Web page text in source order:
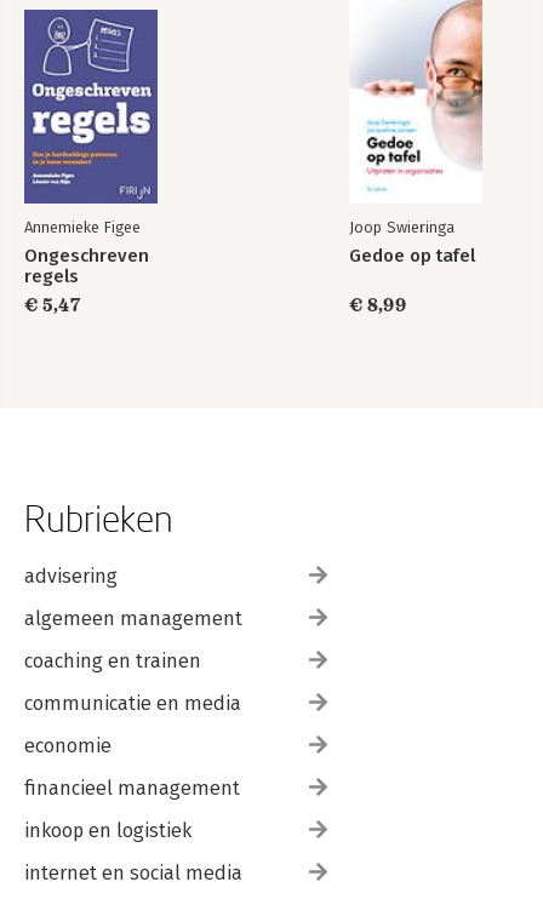
Het einde van een reis
Over de auteur
Annemieke Figee
Ongeschreven
regels
€ 5,47
Joop Swieringa
Gedoe op tafel
€ 8,99
Rubrieken
advisering
algemeen management
coaching en trainen
communicatie en media
economie
financieel management
inkoop en logistiek
internet en social media